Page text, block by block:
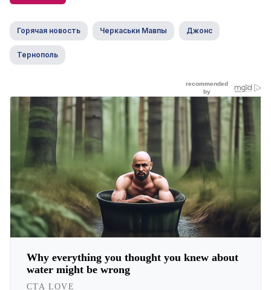
Горячая новость Черкаськи Мавпы Джонс
Тернополь